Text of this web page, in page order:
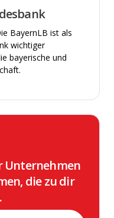
BayernLB ist als
wichtiger
bayerische und
Unternehmen
die zu dir